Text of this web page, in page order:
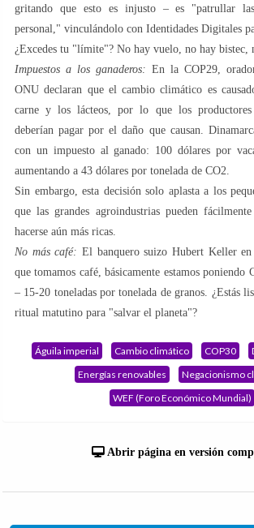
gritando que esto es injusto – es "patrullar
personal," vinculándolo con Identidades Digitales
¿Excedes tu "límite"? No hay vuelo, no hay bistec,
Impuestos a los ganaderos: En la COP29,
ONU declaran que el cambio climático es
carne y los lácteos, por lo que los
deberían pagar por el daño que causan.
con un impuesto al ganado: 100 dólares por
aumentando a 43 dólares por tonelada de CO2.
Sin embargo, esta decisión solo aplasta a los
que las grandes agroindustrias pueden
hacerse aún más ricas.
No más café: El banquero suizo Hubert Keller
que tomamos café, básicamente estamos poniendo
– 15-20 toneladas por tonelada de granos. ¿Estás
ritual matutino para "salvar el planeta"?
Águila imperial Cambio climático COP30
Energías renovables
Negacionismo
WEF (Foro Económico Mundial)
Abrir página en versión